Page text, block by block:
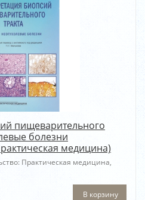
пищеварительного
болезни
медицина)
Практическая медицина,
В корзину